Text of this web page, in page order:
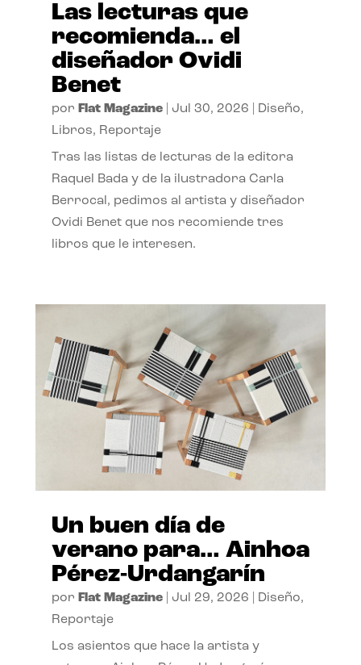
Las lecturas que
recomienda… el
diseñador Ovidi
Benet
por Flat Magazine| Jul 30, 2026 Diseño,
Libros, Reportaje
Tras las listas de lecturas de la editora
Raquel Bada y de la ilustradora Carla
Berrocal, pedimos al artista y diseñador
Ovidi Benet que nos recomiende tres
libros que le interesen.
Un buen día de
verano para… Ainhoa
Pérez-Urdangarín
por Flat Magazine| Jul 29, 2026 Diseño,
Reportaje
Los asientos que hace la artista y